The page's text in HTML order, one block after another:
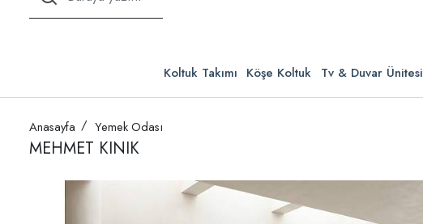
Koltuk Takımı Köşe Koltuk Tv & Duvar Ünitesi
Anasayfa Yemek Odası
MEHMET KINIK